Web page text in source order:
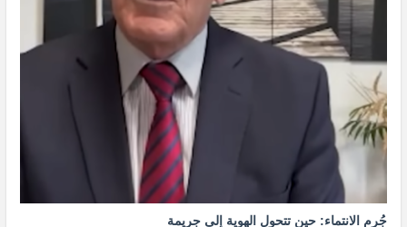
جُرم الانتماء: حين تتحول الهوية إلى جريمة